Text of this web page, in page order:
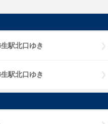
駅北口ゆき
駅北口ゆき